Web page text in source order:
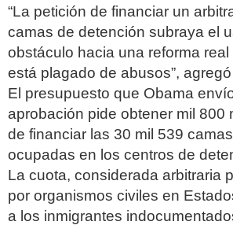
“La petición de financiar un
camas de detención subraya el
obstáculo hacia una reforma
está plagado de abusos”,
El presupuesto que Obama
aprobación pide obtener mil 800
de financiar las 30 mil 539
ocupadas en los centros de
La cuota, considerada arbitraria
por organismos civiles en
a los inmigrantes